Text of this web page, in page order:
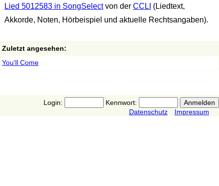
Lied 5012583 in SongSelectvon der CCLI (Liedtext,
Akkorde, Noten, Hörbeispiel und aktuelle Rechtsangaben).
Zuletzt angesehen:
You'll Come
Login:
Kennwort:
Datenschutz
Impressum